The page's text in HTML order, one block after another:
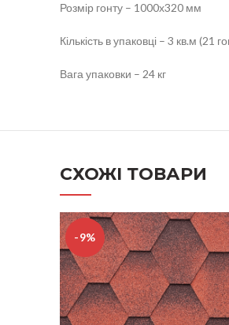
Розмір гонту – 1000х320 мм
Кількість в упаковці – 3 кв.м (21
Вага упаковки – 24 кг
СХОЖІ ТОВАРИ
-9%